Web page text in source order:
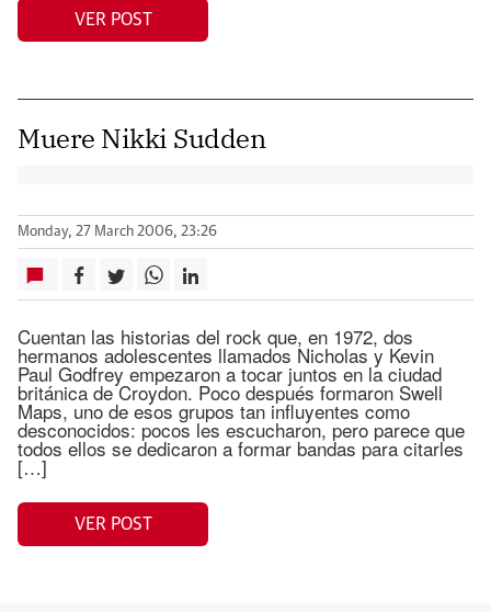
VER POST
Muere Nikki Sudden
Monday, 27 March 2006, 23:26
Cuentan las historias del rock que, en 1972, dos
hermanos adolescentes llamados Nicholas y Kevin
Paul Godfrey empezaron a tocar juntos en la ciudad
británica de Croydon. Poco después formaron Swell
Maps, uno de esos grupos tan influyentes como
desconocidos: pocos les escucharon, pero parece que
todos ellos se dedicaron a formar bandas para citarles
[…]
VER POST